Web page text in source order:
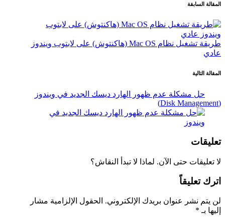
تصفّح
المقالات
المقالة السابقة
طريقة تشغيل نظام Mac OS (هاكنتوش) على لابتوب ويندوز
عادي
المقالة التالية
حل مشكلة عدم ظهور الهارد ديسك الجديد في ويندوز
(Disk Management)
تعليقات
لا تعليقات حتى الآن. لماذا لا تبدأ النقاش؟
اترك تعليقاً
لن يتم نشر عنوان بريدك الإلكتروني. الحقول الإلزامية مشار
إليها بـ *